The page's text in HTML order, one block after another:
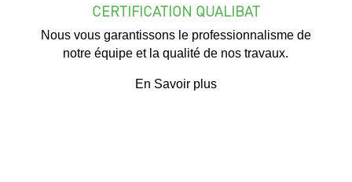
CERTIFICATION QUALIBAT
Nous vous garantissons le professionnalisme de
notre équipe et la qualité de nos travaux.
En Savoir plus